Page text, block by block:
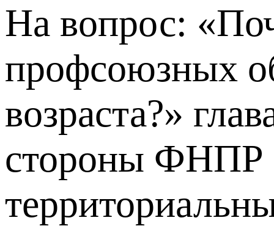
На вопрос:
профсоюзных
возраста?»
стороны ФНПР